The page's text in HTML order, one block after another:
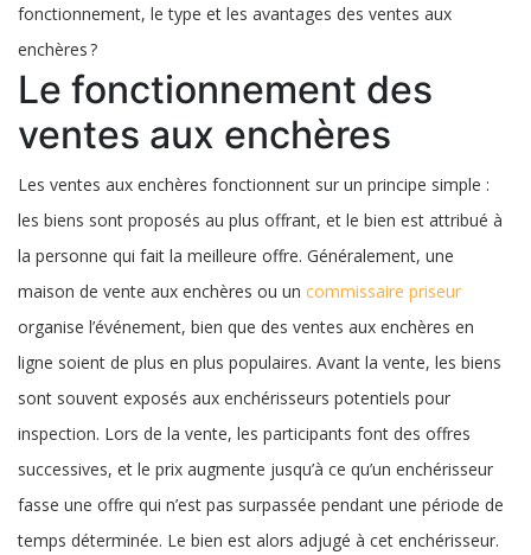
fonctionnement, le type et les avantages des ventes aux
enchères ?
Le fonctionnement des
ventes aux enchères
Les ventes aux enchères fonctionnent sur un principe simple :
les biens sont proposés au plus offrant, et le bien est attribué à
la personne qui fait la meilleure offre. Généralement, une
maison de vente aux enchères ou un commissaire priseur
organise l’événement, bien que des ventes aux enchères en
ligne soient de plus en plus populaires. Avant la vente, les biens
sont souvent exposés aux enchérisseurs potentiels pour
inspection. Lors de la vente, les participants font des offres
successives, et le prix augmente jusqu’à ce qu’un enchérisseur
fasse une offre qui n’est pas surpassée pendant une période de
temps déterminée. Le bien est alors adjugé à cet enchérisseur.